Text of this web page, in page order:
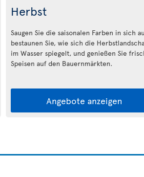
Herbst
Saugen Sie die saisonalen Farben in sich
bestaunen Sie, wie sich die
im Wasser spiegelt, und genießen Sie
Speisen auf den Bauernmärkten.
Angebote anzeigen